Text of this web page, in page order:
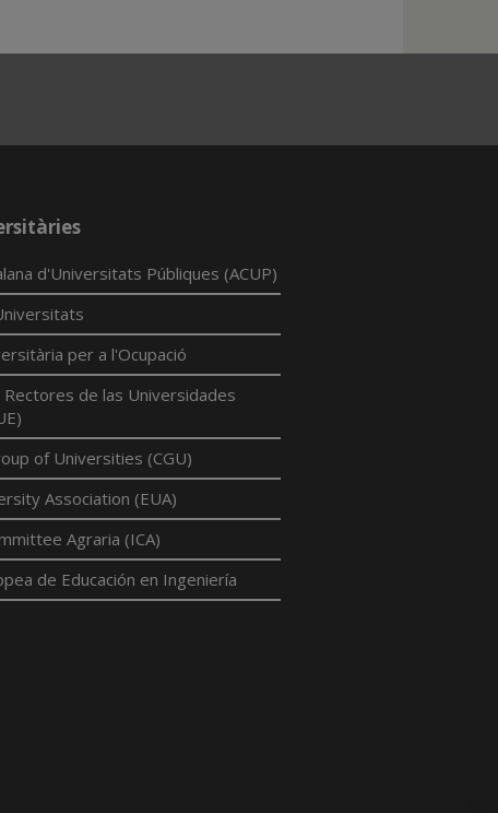
d'Universitats Públiques (ACUP)
per a l'Ocupació
Rectores de las Universidades
of Universities (CGU)
Association (EUA)
Agraria (ICA)
de Educación en Ingeniería